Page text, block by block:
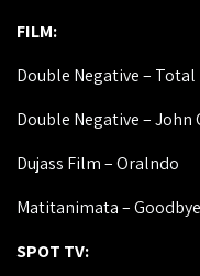
FILM:
Double Negative –
Double Negative – John
Dujass Film – Oralndo
Matitanimata –
SPOT TV: